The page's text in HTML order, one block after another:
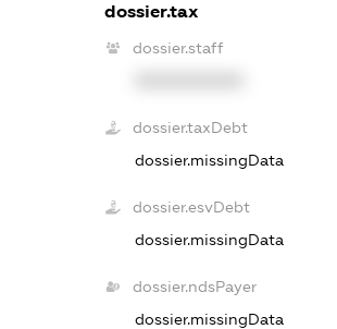
dossier.tax
dossier.staff
dossier.taxDebt
dossier.missingData
dossier.esvDebt
dossier.missingData
dossier.ndsPayer
dossier.missingData